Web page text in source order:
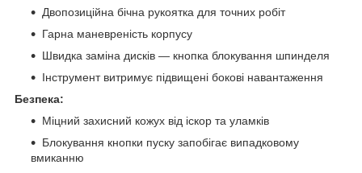
Двопозиційна бічна рукоятка для точних робіт
Гарна маневреність корпусу
Швидка заміна дисків — кнопка блокування шпинделя
Інструмент витримує підвищені бокові навантаження
Безпека:
Міцний захисний кожух від іскор та уламків
Блокування кнопки пуску запобігає випадковому
вмиканню